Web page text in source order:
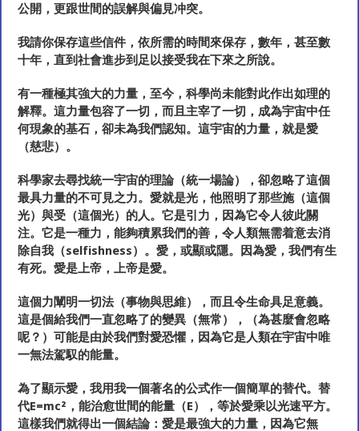
公開，更跟世間的誤解與偏見冲突。
我請你保存這些信件，依所需的時間來保存，數年，甚至數
十年，直到社會進步到足以接受我在下來之所說。
有一種極其強大的力量，至今，科學尚未能對此作出如理的
解釋。這力量包容了一切，而且主宰了一切，成為宇宙中任
何現象的基石，卻未為我們認知。這宇宙的力量，就是愛
（慈悲）。
科學家去尋找統一宇宙的理論（統一場論），卻忽略了這個
最具力量的不可見之力。愛就是光，他照明了那些施（這個
光）與受（這個光）的人。它是引力，因為它令人彼此關
注。它是一種力，能夠積累我們的善，令人類無需着意去消
除自我（selfishness）。愛，或顯或隱。因為愛，我們有生
有死。愛是上帝，上帝是愛。
這個力闡明一切法（事物與思維），而且令生命具足意義。
這是個給我們一直忽略了的變異（無常），（為甚麼會忽略
呢？）可能是由於我們對愛恐懼，因為它是人類在宇宙中唯
一無法駕馭的能量。
為了顯示愛，我用我一個著名的公式作一個簡單的替代。替
代E=mc²，能治愈世間的能量（E），等於愛乘以光速平方。
這樣我們就得出一個結論：愛是最強大的力量，因為它無